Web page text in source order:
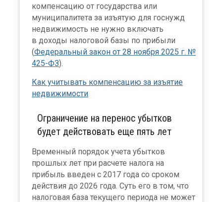
компенсацию от государства или
муниципалитета за изъятую для госнужд
недвижимость не нужно включать
в доходы налоговой базы по прибыли
(Федеральный закон от 28 ноября 2025 г. №
425-ФЗ).
Как учитывать компенсацию за изъятие
недвижимости
Ограничение на перенос убытков
будет действовать еще пять лет
Временный порядок учета убытков
прошлых лет при расчете налога на
прибыль введен с 2017 года со сроком
действия до 2026 года. Суть его в том, что
налоговая база текущего периода не может